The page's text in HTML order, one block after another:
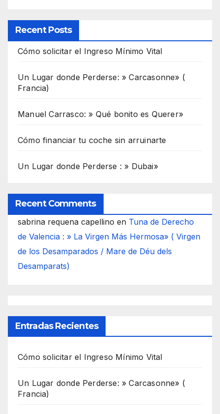
Recent Posts
Cómo solicitar el Ingreso Mínimo Vital
Un Lugar donde Perderse: » Carcasonne» (
Francia)
Manuel Carrasco: » Qué bonito es Querer»
Cómo financiar tu coche sin arruinarte
Un Lugar donde Perderse : » Dubai»
Recent Comments
sabrina requena capellino en Tuna de Derecho
de Valencia : » La Virgen Más Hermosa» ( Virgen
de los Desamparados / Mare de Déu dels
Desamparats)
Entradas Recientes
Cómo solicitar el Ingreso Mínimo Vital
Un Lugar donde Perderse: » Carcasonne» (
Francia)